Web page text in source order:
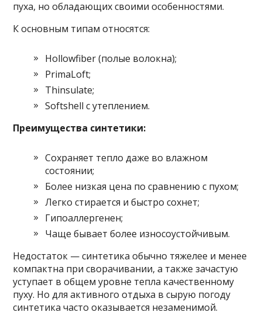
пуха, но обладающих своими особенностями.
К основным типам относятся:
Hollowfiber (полые волокна);
PrimaLoft;
Thinsulate;
Softshell с утеплением.
Преимущества синтетики:
Сохраняет тепло даже во влажном
состоянии;
Более низкая цена по сравнению с пухом;
Легко стирается и быстро сохнет;
Гипоаллергенен;
Чаще бывает более износоустойчивым.
Недостаток — синтетика обычно тяжелее и менее
компактна при сворачивании, а также зачастую
уступает в общем уровне тепла качественному
пуху. Но для активного отдыха в сырую погоду
синтетика часто оказывается незаменимой.